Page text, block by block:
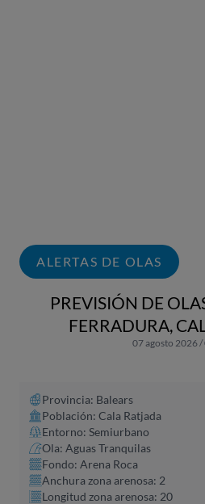
ALERTAS DE OLAS
PREVISIÓN DE
FERRADURA,
07 agosto 2026 /
Provincia: Balears
Población: Cala Ratjada
Entorno: Semiurbano
Ola: Aguas Tranquilas
Fondo: Arena Roca
Anchura zona arenosa: 2
Longitud zona arenosa: 20